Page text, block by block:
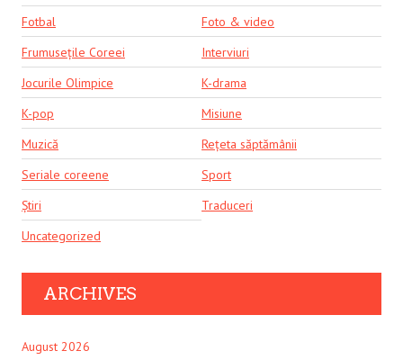
Fotbal
Foto & video
Frumusețile Coreei
Interviuri
Jocurile Olimpice
K-drama
K-pop
Misiune
Muzică
Rețeta săptămânii
Seriale coreene
Sport
Știri
Traduceri
Uncategorized
ARCHIVES
August 2026